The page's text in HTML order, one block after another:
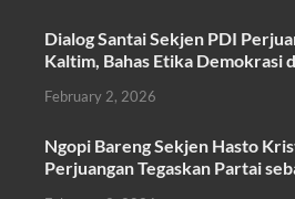
Dialog Santai Sekjen PDI
Kaltim, Bahas Etika Demokrasi
February 2, 2026
Ngopi Bareng Sekjen Hasto
Perjuangan Tegaskan Partai